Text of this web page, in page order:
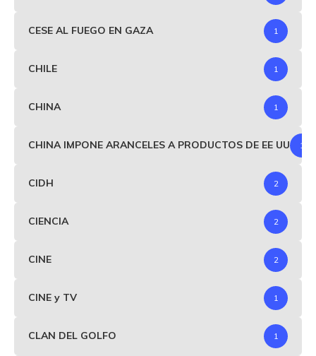
CESE AL FUEGO EN GAZA 1
CHILE 1
CHINA 1
CHINA IMPONE ARANCELES A PRODUCTOS DE EE UU 1
CIDH 2
CIENCIA 2
CINE 2
CINE y TV 1
CLAN DEL GOLFO 1